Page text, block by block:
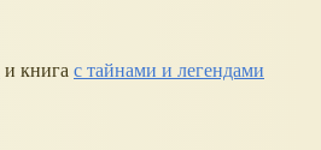
и книга с тайнами и легендами